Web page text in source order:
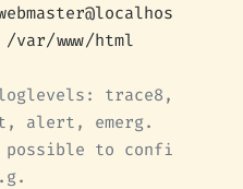
/var/www/html
trace8, ...,
alert, emerg.
to configure